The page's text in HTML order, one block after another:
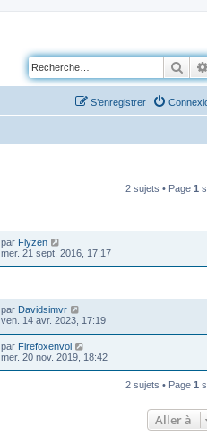
S’enregistrer
2 sujets • Page 1
par Flyzen
mer. 21 sept. 2016, 17:17
par Davidsimvr
ven. 14 avr. 2023, 17:19
par Firefoxenvol
mer. 20 nov. 2019, 18:42
2 sujets • Page 1
Aller à